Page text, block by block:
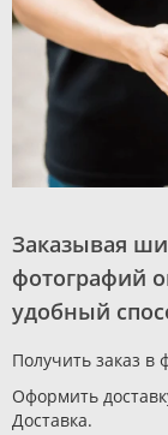
Заказывая
фотографий
удобный
Получить заказ в
Оформить
Доставка.